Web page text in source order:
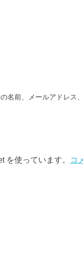
名前、メールアドレス
を使っています。 コ